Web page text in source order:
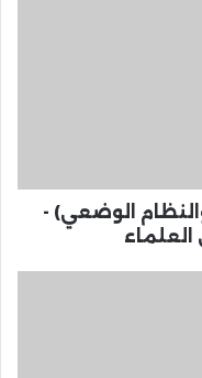
الوضعي) -
العلماء